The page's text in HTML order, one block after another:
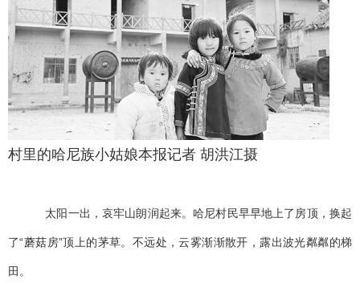
村里的哈尼族小姑娘本报记者 胡洪江摄
太阳一出，哀牢山朗润起来。哈尼村民早早地上了房顶，换起
了“蘑菇房”顶上的茅草。不远处，云雾渐渐散开，露出波光粼粼的梯
田。